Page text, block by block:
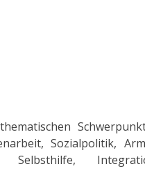
Sozialpolitik,
Selbsthilfe,